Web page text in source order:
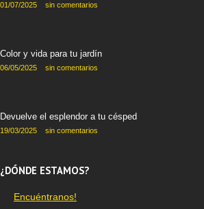
01/07/2025 sin comentarios
Color y vida para tu jardín
06/05/2025 sin comentarios
Devuelve el esplendor a tu césped
19/03/2025 sin comentarios
¿DÓNDE ESTAMOS?
Encuéntranos!